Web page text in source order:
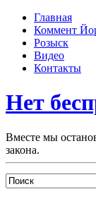
Главная
Коммент
Розыск
Видео
Контакты
Нет
Вместе мы
закона.